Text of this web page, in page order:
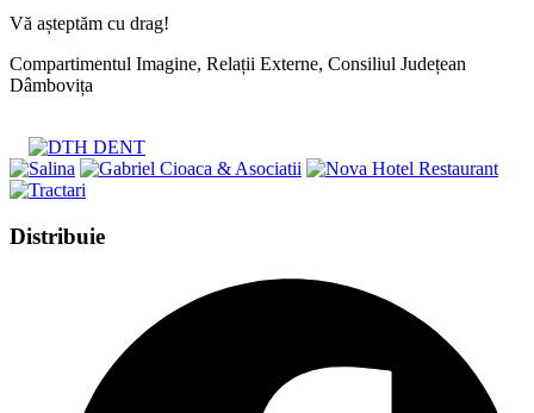
Vă așteptăm cu drag!
Compartimentul Imagine, Relații Externe, Consiliul Județean
Dâmbovița
DistribuieShare
window